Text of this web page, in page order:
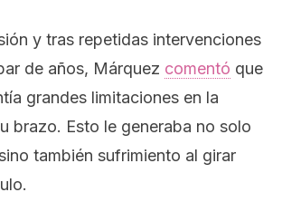
y tras repetidas intervenciones
de años, Márquez comentó que
grandes limitaciones en la
brazo. Esto le generaba no solo
también sufrimiento al girar